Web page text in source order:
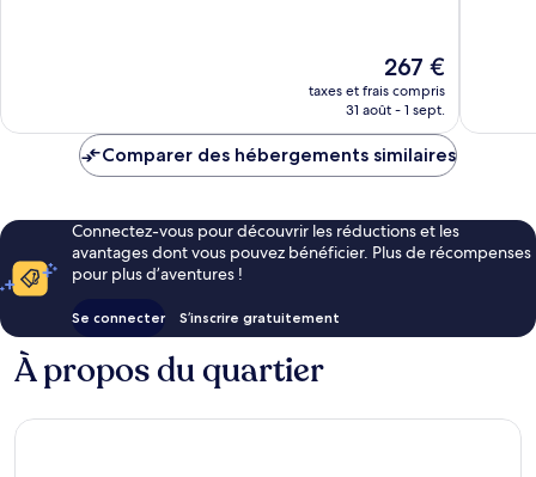
Le
nouveau
prix
de
267 €
taxes et frais compris
31 août - 1 sept.
Comparer des hébergements similaires
Connectez-vous pour découvrir les réductions et les
avantages dont vous pouvez bénéficier. Plus de récompenses
pour plus d’aventures !
Se connecter S’inscrire gratuitement
À propos du quartier